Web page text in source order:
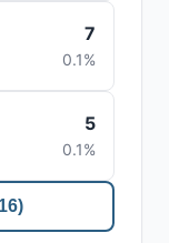
7
0.1%
5
0.1%